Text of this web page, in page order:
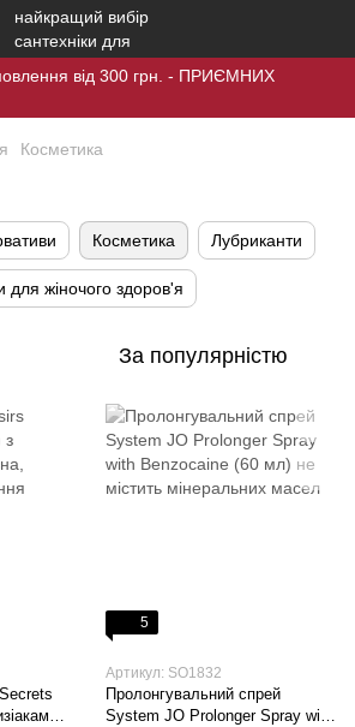
від 300 грн. - ПРИЄМНИХ
Косметика
Косметика Лубриканти
для жіночого здоров'я
За популярністю
5
Артикул: SO1832
Пролонгувальний спрей
System JO Prolonger Spray with